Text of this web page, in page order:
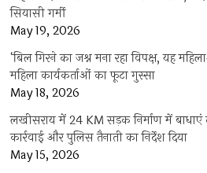
सियासी गर्मी
May 19, 2026
‘बिल गिरने का जश्न मना रहा विपक्ष, यह
महिला कार्यकर्ताओं का फूटा गुस्सा
May 18, 2026
लखीसराय में 24 KM सड़क निर्माण में बाधाएं
कार्रवाई और पुलिस तैनाती का निर्देश दिया
May 15, 2026